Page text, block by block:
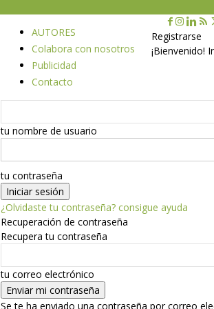
AUTORES
Colabora con nosotros
Publicidad
Contacto
Registrarse
¡Bienvenido!
tu nombre de usuario
tu contraseña
¿Olvidaste tu contraseña? consigue ayuda
Recuperación de contraseña
Recupera tu contraseña
tu correo electrónico
Se te ha enviado una contraseña por correo